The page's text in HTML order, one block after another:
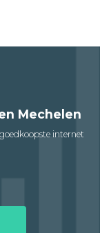
Mechelen
internet